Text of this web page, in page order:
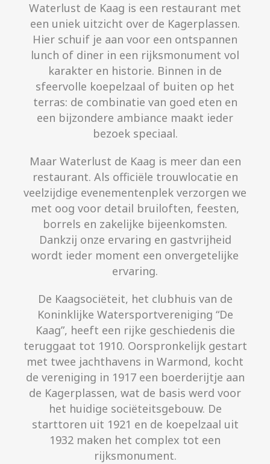
Waterlust de Kaag is een restaurant met
een uniek uitzicht over de Kagerplassen.
Hier schuif je aan voor een ontspannen
lunch of diner in een rijksmonument vol
karakter en historie. Binnen in de
sfeervolle koepelzaal of buiten op het
terras: de combinatie van goed eten en
een bijzondere ambiance maakt ieder
bezoek speciaal.
Maar Waterlust de Kaag is meer dan een
restaurant. Als officiële trouwlocatie en
veelzijdige evenementenplek verzorgen we
met oog voor detail bruiloften, feesten,
borrels en zakelijke bijeenkomsten.
Dankzij onze ervaring en gastvrijheid
wordt ieder moment een onvergetelijke
ervaring.
De Kaagsociëteit, het clubhuis van de
Koninklijke Watersportvereniging “De
Kaag”, heeft een rijke geschiedenis die
teruggaat tot 1910. Oorspronkelijk gestart
met twee jachthavens in Warmond, kocht
de vereniging in 1917 een boerderijtje aan
de Kagerplassen, wat de basis werd voor
het huidige sociëteitsgebouw. De
starttoren uit 1921 en de koepelzaal uit
1932 maken het complex tot een
rijksmonument.